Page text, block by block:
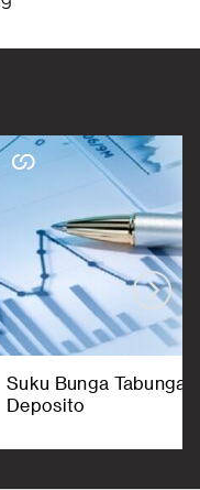
Suku Bunga Tabungan
Deposito